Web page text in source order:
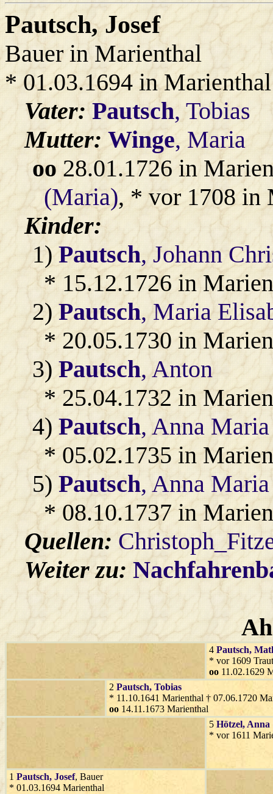
Pautsch, Josef
Bauer in Marienthal
* 01.03.1694 in Marienthal
Vater:Pautsch, Tobias
Mutter:Winge, Maria
oo 28.01.1726 in
(Maria), * vor 1708 in
Kinder:
1)Pautsch, Johann
* 15.12.1726 in
2)Pautsch, Maria
* 20.05.1730 in
3)Pautsch, Anton
* 25.04.1732 in
4)Pautsch, Anna Maria
* 05.02.1735 in
5)Pautsch, Anna Maria
* 08.10.1737 in
Quellen:
Weiter zu:
4 Pautsch,
* vor 1609
oo 11.02.1629
2 Pautsch, Tobias
* 11.10.1641 Marienthal † 07.06.1720
oo 14.11.1673 Marienthal
5 Hötzel, Anna
* vor 1611
1 Pautsch, Josef, Bauer
* 01.03.1694 Marienthal